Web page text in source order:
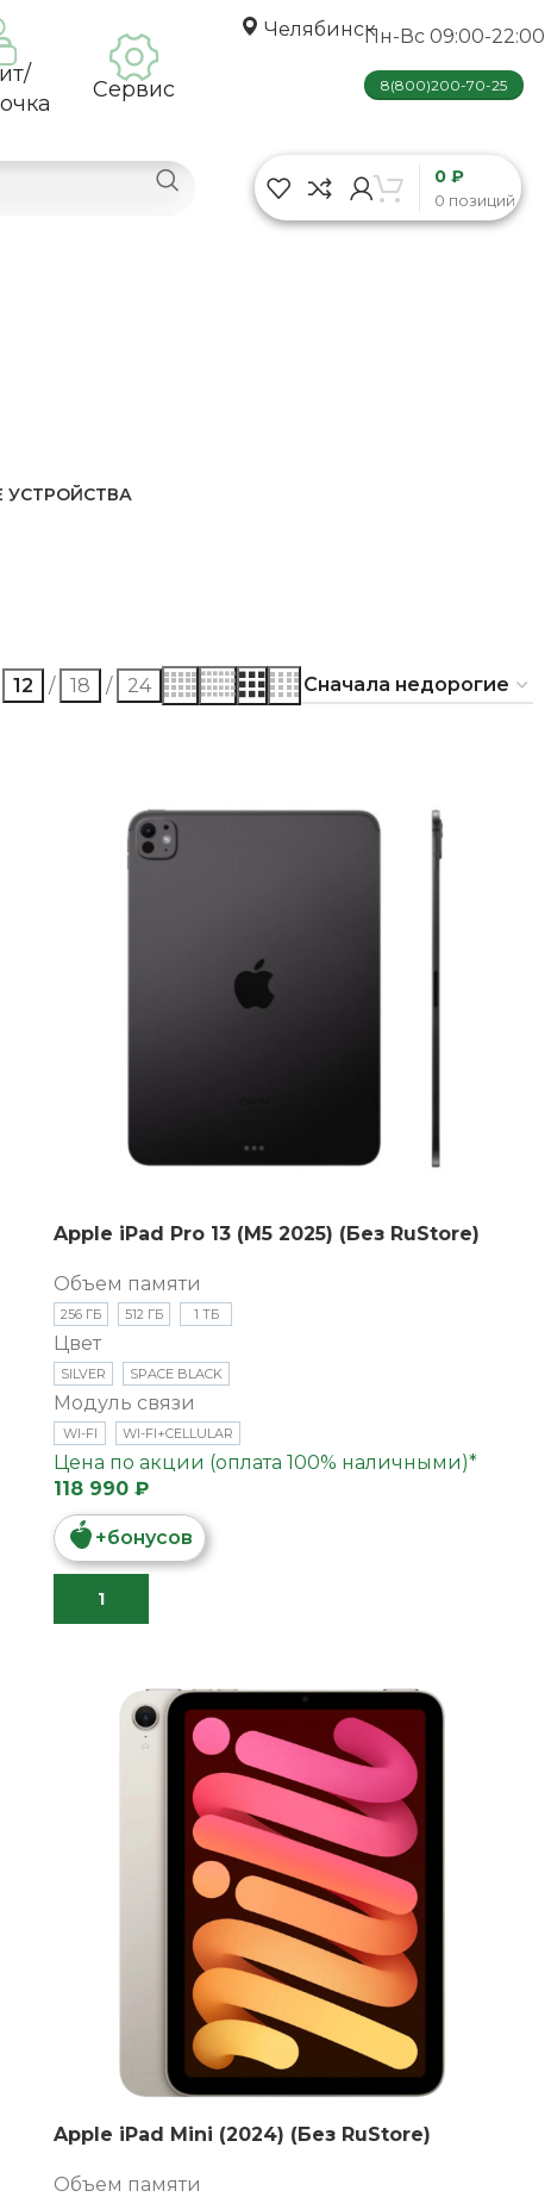
Сервис
ЧелябинскПн-Вс 09:00-22:00
8(800)200-70-25
0 позиций
0 ₽
УСТРОЙСТВА
12 18 24
Apple iPad Pro 13 (M5 2025) (Без RuStore)
Объем памяти
256 ГБ 512 ГБ 1 ТБ
Цвет
SILVER SPACE BLACK
Модуль связи
WI-FI WI-FI+CELLULAR
Цена по акции (оплата 100% наличными)*
118 990 ₽
+бонусов
В КОРЗИНУ
Apple iPad Mini (2024) (Без RuStore)
Объем памяти